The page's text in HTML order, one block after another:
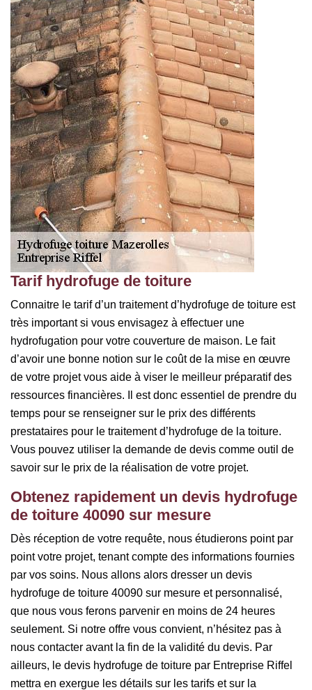
Tarif hydrofuge de toiture
Connaitre le tarif d’un traitement d’hydrofuge de toiture est
très important si vous envisagez à effectuer une
hydrofugation pour votre couverture de maison. Le fait
d’avoir une bonne notion sur le coût de la mise en œuvre
de votre projet vous aide à viser le meilleur préparatif des
ressources financières. Il est donc essentiel de prendre du
temps pour se renseigner sur le prix des différents
prestataires pour le traitement d’hydrofuge de la toiture.
Vous pouvez utiliser la demande de devis comme outil de
savoir sur le prix de la réalisation de votre projet.
Obtenez rapidement un devis hydrofuge
de toiture 40090 sur mesure
Dès réception de votre requête, nous étudierons point par
point votre projet, tenant compte des informations fournies
par vos soins. Nous allons alors dresser un devis
hydrofuge de toiture 40090 sur mesure et personnalisé,
que nous vous ferons parvenir en moins de 24 heures
seulement. Si notre offre vous convient, n’hésitez pas à
nous contacter avant la fin de la validité du devis. Par
ailleurs, le devis hydrofuge de toiture par Entreprise Riffel
mettra en exergue les détails sur les tarifs et sur la